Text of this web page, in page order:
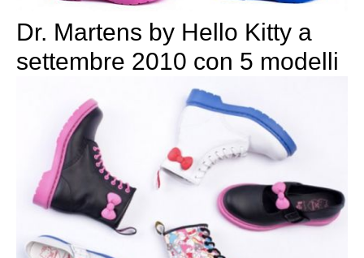
Dr. Martens by Hello Kitty a
settembre 2010 con 5 modelli